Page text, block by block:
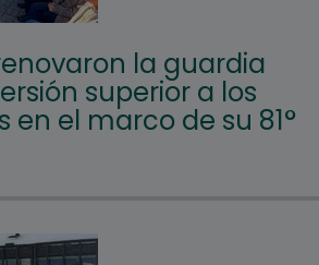
la guardia
superior a los
en el marco de su 81°